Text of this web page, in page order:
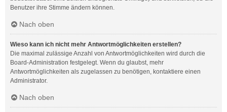
Benutzer ihre Stimme ändern können.
Nach oben
Wieso kann ich nicht mehr Antwortmöglichkeiten erstellen?
Die maximal zulässige Anzahl von Antwortmöglichkeiten wird durch die
Board-Administration festgelegt. Wenn du glaubst, mehr
Antwortmöglichkeiten als zugelassen zu benötigen, kontaktiere einen
Administrator.
Nach oben